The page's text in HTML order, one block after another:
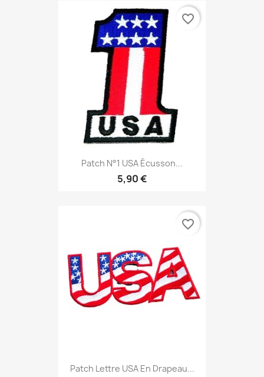
Patch N°1 USA Écusson...
5,90 €
favorite_border
Patch Lettre USA En Drapeau...
favorite_border